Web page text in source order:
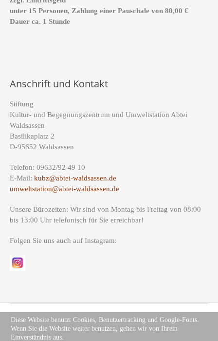
unter 15 Personen, Zahlung einer Pauschale von 80,00 €
Dauer ca. 1 Stunde
Anschrift und Kontakt
Stiftung
Kultur- und Begegnungszentrum und Umweltstation Abtei
Waldsassen
Basilikaplatz 2
D-95652 Waldsassen
Telefon: 09632/92 49 10
E-Mail: kubz@abtei-waldsassen.de
umweltstation@abtei-waldsassen.de
Unsere Bürozeiten: Wir sind von Montag bis Freitag von 08:00
bis 13:00 Uhr telefonisch für Sie erreichbar!
Folgen Sie uns auch auf Instagram:
Copyright (c) Site Name 2012. All rights reserved.Impressum
Diese Website benutzt Cookies, Benutzertracking und Google-Fonts.
Wenn Sie die Website weiter benutzen, gehen wir von Ihrem
Einverständnis aus.